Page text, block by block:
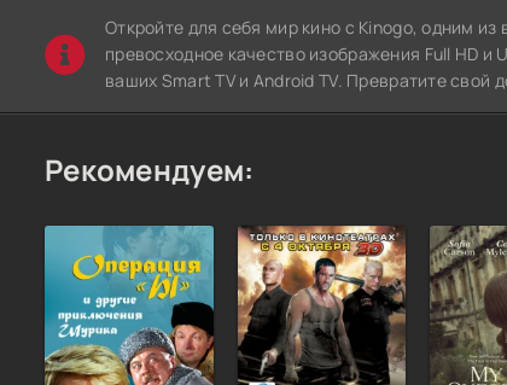
Откройте для себя мир кино с Kinogo, одним
превосходное качество изображения Full HD и
ваших Smart TV и Android TV. Превратите свой
Рекомендуем: